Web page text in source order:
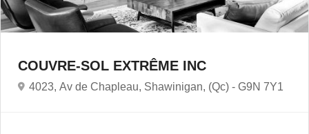
COUVRE-SOL EXTRÊME INC
4023, Av de Chapleau, Shawinigan, (Qc) - G9N 7Y1